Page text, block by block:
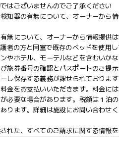
はございませんのでご了承ください
知器の有無について、オーナーから
無について、オーナーから情報提供
者の方と同室で既存のベッドを使用
やホテル、モーテルなどを含むいか
旅券番号の確認とパスポートのご提
し保存する義務が課せられておりま
金をお支払いいただきます。料金に
必要な場合があります。税額は 1
ります。詳細は施設にお問い合わせ
れた、すべてのご請求に関する情報を